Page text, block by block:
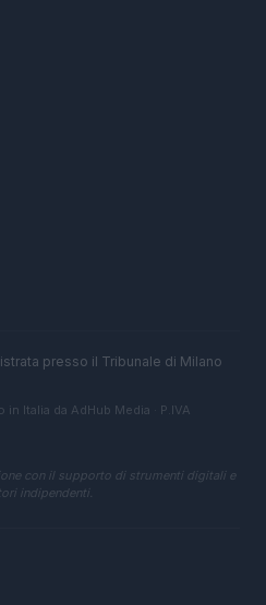
presso il Tribunale di Milano
in Italia da AdHub Media · P.IVA
con il supporto di strumenti digitali e
indipendenti.